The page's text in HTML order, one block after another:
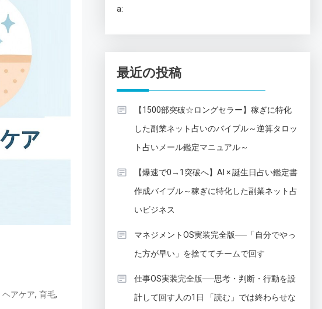
ヘアケア, 育毛,
a:
最近の投稿
【1500部突破☆ロングセラー】稼ぎに特化
した副業ネット占いのバイブル～逆算タロッ
ト占いメール鑑定マニュアル～
【爆速で0→1突破へ】AI × 誕生日占い鑑定書
作成バイブル～稼ぎに特化した副業ネット占
いビジネス
マネジメントOS実装完全版──「自分でやっ
た方が早い」を捨ててチームで回す
仕事OS実装完全版──思考・判断・行動を設
計して回す人の1日 「読む」では終わらせな